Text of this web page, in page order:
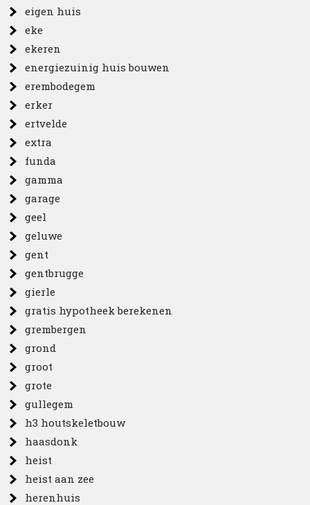
eigen huis
eke
ekeren
energiezuinig huis bouwen
erembodegem
erker
ertvelde
extra
funda
gamma
garage
geel
geluwe
gent
gentbrugge
gierle
gratis hypotheek berekenen
grembergen
grond
groot
grote
gullegem
h3 houtskeletbouw
haasdonk
heist
heist aan zee
herenhuis